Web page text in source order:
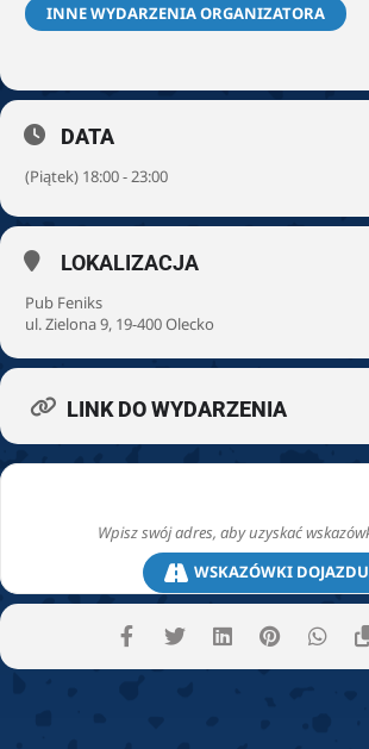
INNE WYDARZENIA ORGANIZATORA
DATA
(Piątek) 18:00 - 23:00
LOKALIZACJA
Pub Feniks
ul. Zielona 9, 19-400 Olecko
LINK DO WYDARZENIA
WSKAZÓWKI DOJAZDU